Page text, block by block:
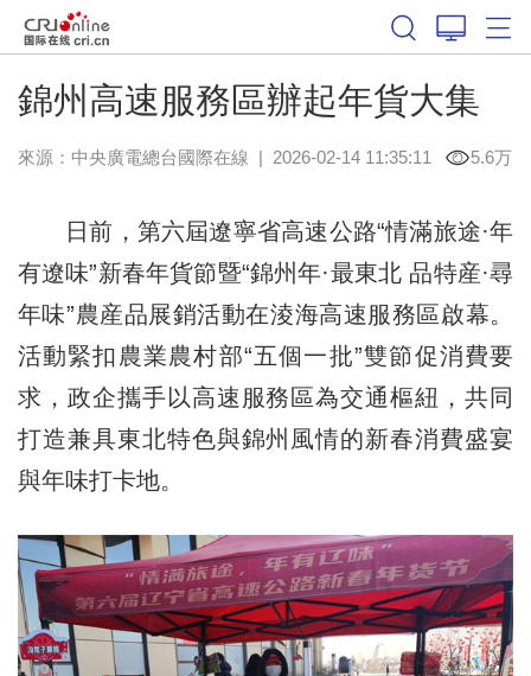
錦州高速服務區辦起年貨大集
來源：中央廣電總台國際在線 | 2026-02-14 11:35:11 5.6万
日前，第六屆遼寧省高速公路“情滿旅途·年
有遼味”新春年貨節暨“錦州年·最東北 品特産·尋
年味”農産品展銷活動在淩海高速服務區啟幕。
活動緊扣農業農村部“五個一批”雙節促消費要
求，政企攜手以高速服務區為交通樞紐，共同
打造兼具東北特色與錦州風情的新春消費盛宴
與年味打卡地。